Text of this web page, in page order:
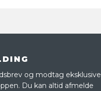
og modtag eksklusive
Du kan altid afmelde